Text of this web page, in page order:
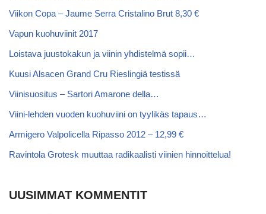
Viikon Copa – Jaume Serra Cristalino Brut 8,30 €
Vapun kuohuviinit 2017
Loistava juustokakun ja viinin yhdistelmä sopii…
Kuusi Alsacen Grand Cru Rieslingiä testissä
Viinisuositus – Sartori Amarone della…
Viini-lehden vuoden kuohuviini on tyylikäs tapaus…
Armigero Valpolicella Ripasso 2012 – 12,99 €
Ravintola Grotesk muuttaa radikaalisti viinien hinnoittelua!
UUSIMMAT KOMMENTIT